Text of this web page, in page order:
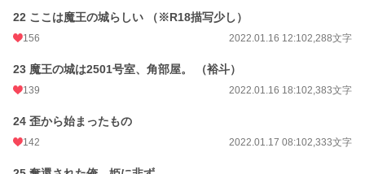
22 ここは魔王の城らしい （※R18描写少し）
156 2022.01.16 12:102,288文字
23 魔王の城は2501号室、角部屋。 （裕斗）
139 2022.01.16 18:102,383文字
24 歪から始まったもの
142 2022.01.17 08:102,333文字